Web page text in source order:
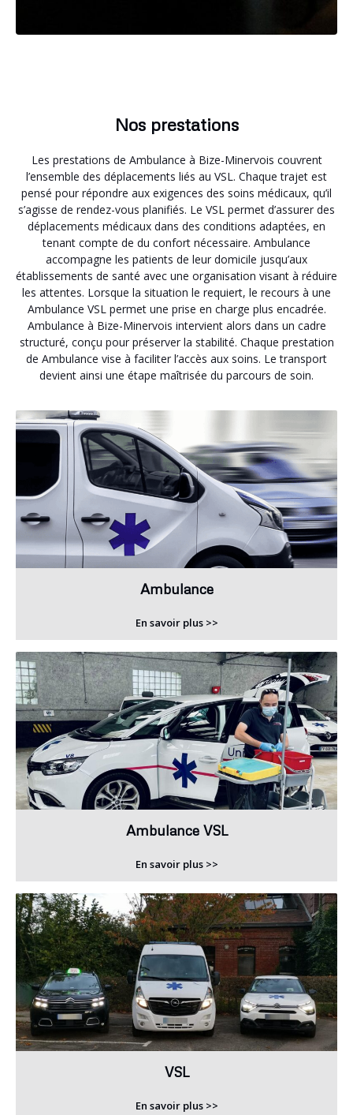
Nos prestations
Les prestations de Ambulance à Bize-Minervois couvrent
l’ensemble des déplacements liés au VSL. Chaque trajet est
pensé pour répondre aux exigences des soins médicaux, qu’il
s’agisse de rendez-vous planifiés. Le VSL permet d’assurer des
déplacements médicaux dans des conditions adaptées, en
tenant compte de du confort nécessaire. Ambulance
accompagne les patients de leur domicile jusqu’aux
établissements de santé avec une organisation visant à réduire
les attentes. Lorsque la situation le requiert, le recours à une
Ambulance VSL permet une prise en charge plus encadrée.
Ambulance à Bize-Minervois intervient alors dans un cadre
structuré, conçu pour préserver la stabilité. Chaque prestation
de Ambulance vise à faciliter l’accès aux soins. Le transport
devient ainsi une étape maîtrisée du parcours de soin.
Ambulance
En savoir plus >>
Ambulance VSL
En savoir plus >>
VSL
En savoir plus >>